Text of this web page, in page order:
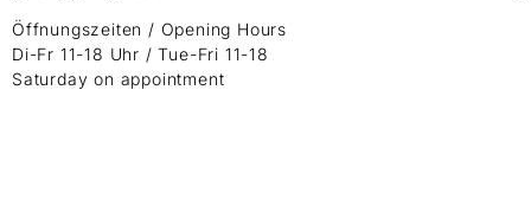
Öffnungszeiten / Opening Hours
Di-Fr 11-18 Uhr / Tue-Fri 11-18
Saturday on appointment